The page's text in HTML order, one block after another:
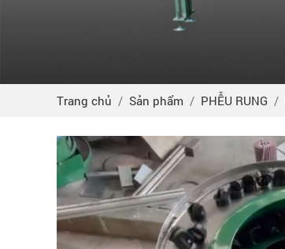
Trang chủ Sản phẩm PHỄU RUNG